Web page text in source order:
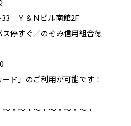
33 Ｙ＆Ｎビル南館2F
ス停すぐ／のぞみ信用組合徳
ド」のご利用が可能です！
・～・～・～・～・～・